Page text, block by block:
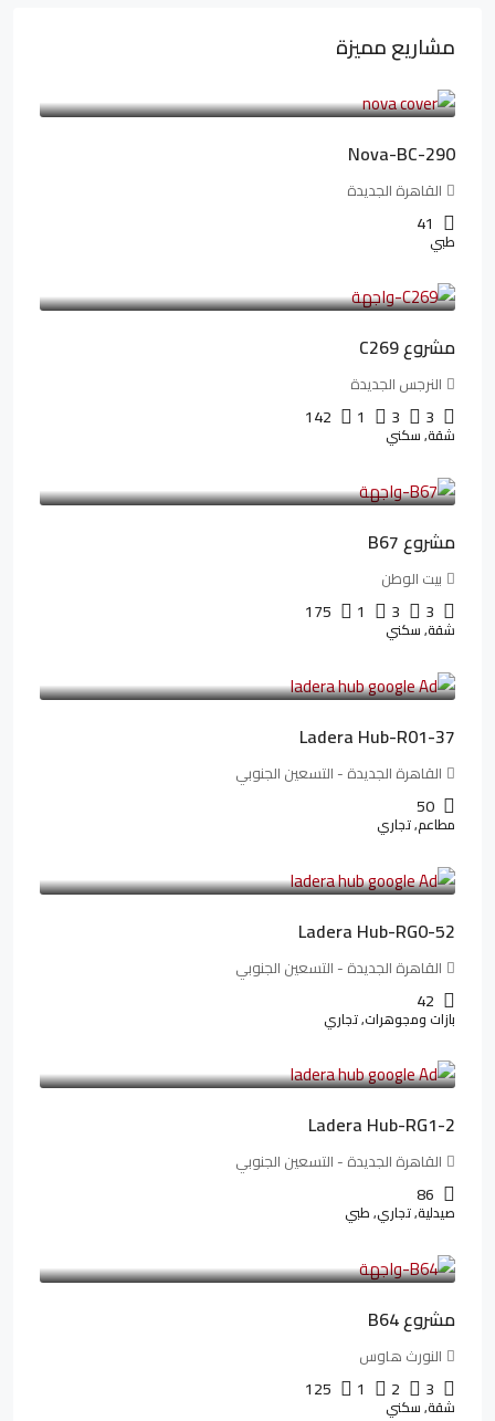
مشاريع مميزة
Nova-BC-290
القاهرة الجديدة
41
طبي
مشروع C269
النرجس الجديدة
3
3
1
142
شقة, سكني
مشروع B67
بيت الوطن
3
3
1
175
شقة, سكني
Ladera Hub-R01-37
القاهرة الجديدة - التسعين الجنوبي
50
مطاعم, تجاري
Ladera Hub-RG0-52
القاهرة الجديدة - التسعين الجنوبي
42
بازات ومجوهرات, تجاري
Ladera Hub-RG1-2
القاهرة الجديدة - التسعين الجنوبي
86
صيدلية, تجاري, طبي
مشروع B64
النورث هاوس
3
2
1
125
شقة, سكني